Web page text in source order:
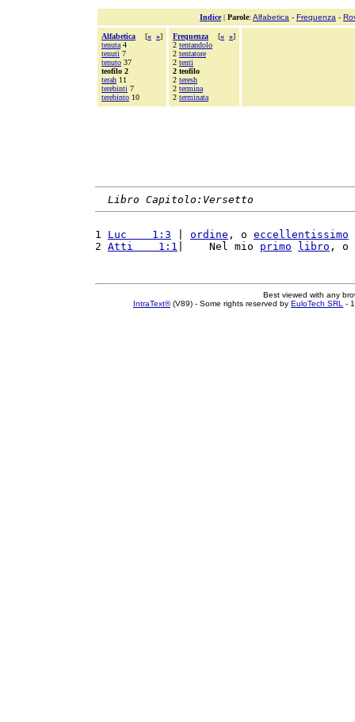
Indice| Parole: Alfabetica - Frequenza -
Alfabetica [« »]
tenuta 4
tenuti 7
tenuto 37
teofilo 2
terah 11
terebinti 7
terebinto 10
Frequenza [« »]
2 tentandolo
2 tentatore
2 tenti
2 teofilo
2 teresh
2 termina
2 terminata
Libro Capitolo:Versetto
1 Luc    1:3 ordine , o eccellentissimo
2 Atti    1:1 |    Nel mio primo libro , o
Best viewed with any
IntraText®(V89) - Some rights reserved by EuloTech SRL -